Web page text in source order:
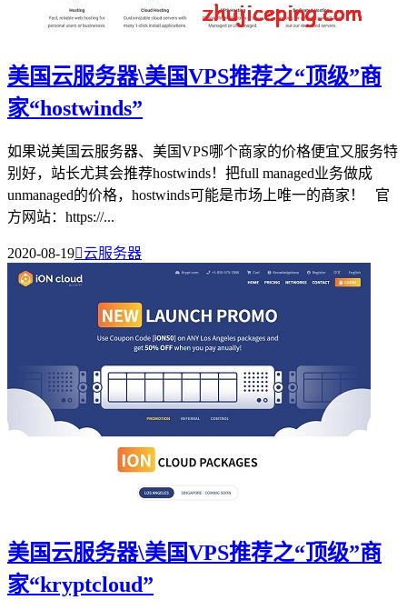
美国云服务器\美国VPS推荐之“顶级”商
家“hostwinds”
如果说美国云服务器、美国VPS哪个商家的价格便宜又服务特
别好，站长尤其会推荐hostwinds！把full managed业务做成
unmanaged的价格，hostwinds可能是市场上唯一的商家！ 官
方网站：https://...
2020-08-19云服务器
美国云服务器\美国VPS推荐之“顶级”商
家“kryptcloud”